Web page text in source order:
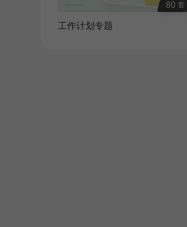
80 套
工作计划专题